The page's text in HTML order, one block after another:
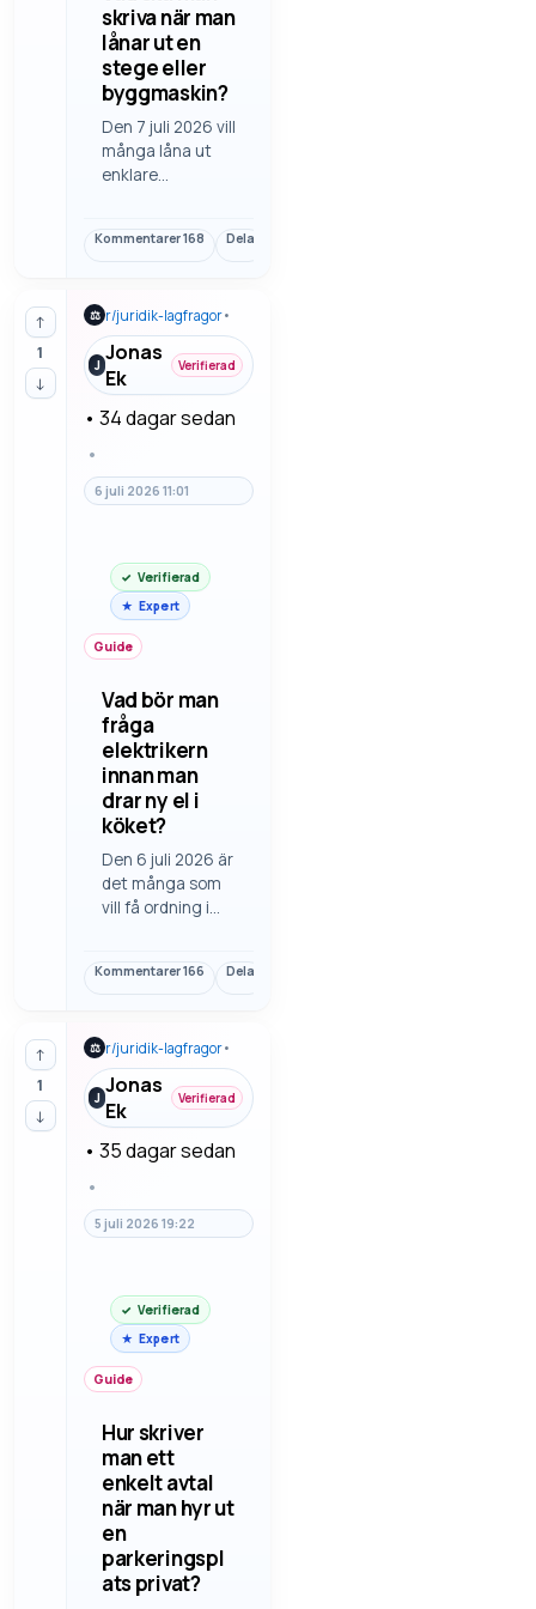
skriva när man
lånar ut en
stege eller
byggmaskin?
Den 7 juli 2026 vill
många låna ut
enklare
oklart vem som
återlämning. Här
finns vad man
brukar skriva när
man lånar ut en
stege eller
Kommentarer168 Dela
↑
1
↓
⚖ r/juridik-lagfragor•
J Jonas
Ek
Verifierad
• 34 dagar sedan
•
6 juli 2026 11:01
Verifierad
Expert
Guide
Vad bör man
fråga
elektrikern
innan man
drar ny el i
köket?
Den 6 juli 2026 är
det många som
vill få ordning i
vad som krävs
vad man brukar
fråga elektrikern
innan man drar
ny el i köket.
Kommentarer166 Dela
↑
1
↓
⚖ r/juridik-lagfragor•
J Jonas
Ek
Verifierad
• 35 dagar sedan
•
5 juli 2026 19:22
Verifierad
Expert
Guide
Hur skriver
man ett
enkelt avtal
när man hyr ut
en
parkeringspl
ats privat?